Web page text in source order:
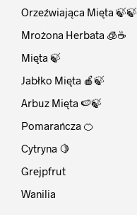
Orzeźwiająca Mięta 🍃🍃
Mrożona Herbata 🧊☕
Mięta 🍃
Jabłko Mięta 🍎🍃
Arbuz Mięta 🍉🍃
Pomarańcza 🍊
Cytryna 🍋
Grejpfrut
Wanilia